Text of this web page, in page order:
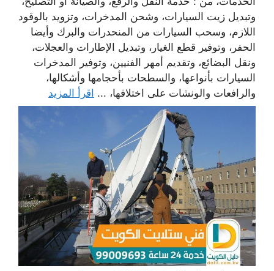
وتبديل زيت السيارات، وشحن المدخرات، وتزويد بالوقود
اللازم، وسحب السيارات من المنحدرات والبرك وأيضا
الحفر، وتوفير قطع الغيار، وتبديل الإطارات والعجلات،
ونقل البضائع، وتقديم أمهر الفنيين، وتوفير المدخرات
السيارات بأنواعها، والسطحات بأحجامها وأشكالها،
والرافعات والونشات على اختلافها، ... اقرأ المزيد